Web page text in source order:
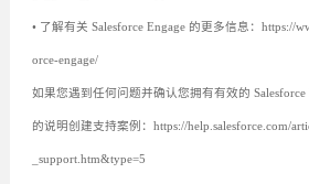
• 了解有关 Salesforce Engage 的更多信息：https://
orce-engage/
如果您遇到任何问题并确认您拥有有效的
的说明创建支持案例：https://help.salesforce.com/
_support.htm&type=5